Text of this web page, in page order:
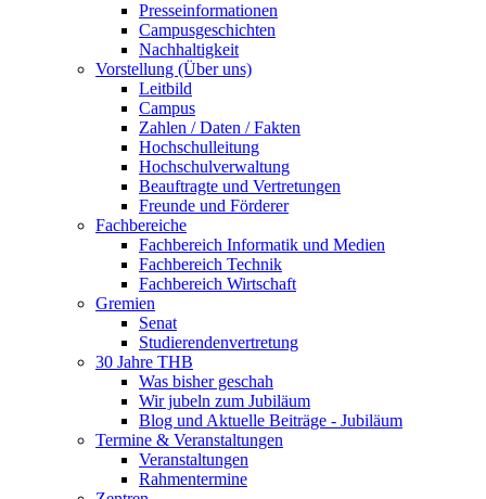
Presseinformationen
Campusgeschichten
Nachhaltigkeit
Vorstellung (Über uns)
Leitbild
Campus
Zahlen / Daten / Fakten
Hochschulleitung
Hochschulverwaltung
Beauftragte und Vertretungen
Freunde und Förderer
Fachbereiche
Fachbereich Informatik und Medien
Fachbereich Technik
Fachbereich Wirtschaft
Gremien
Senat
Studierendenvertretung
30 Jahre THB
Was bisher geschah
Wir jubeln zum Jubiläum
Blog und Aktuelle Beiträge - Jubiläum
Termine & Veranstaltungen
Veranstaltungen
Rahmentermine